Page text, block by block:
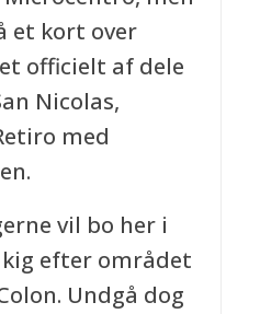
et kort over
officielt af dele
Nicolas,
med
vil bo her i
efter området
Undgå dog